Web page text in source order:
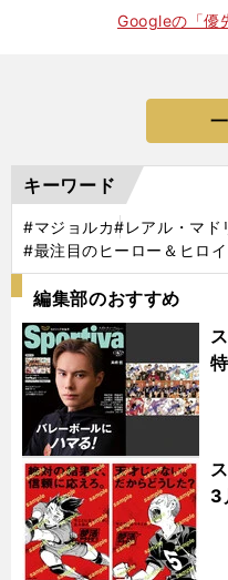
Googleの「優
キーワード
#マジョルカ#レアル・マド
#最注目のヒーロー＆ヒロ
編集部のおすすめ
3